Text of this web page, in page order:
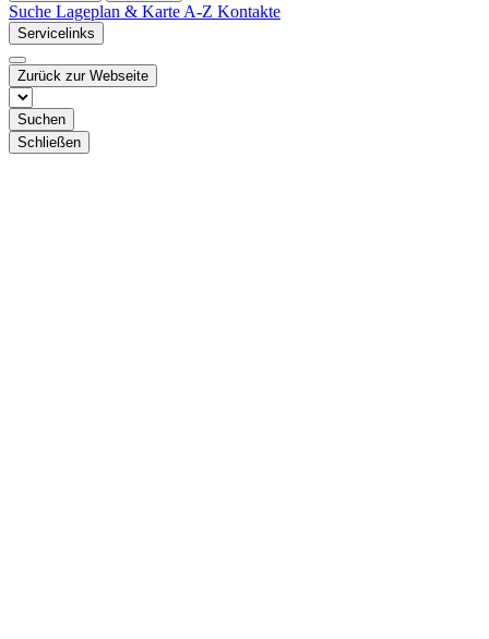
Suche Lageplan & Karte A-Z Kontakte
Servicelinks
Zurück zur Webseite
Suchen
Schließen